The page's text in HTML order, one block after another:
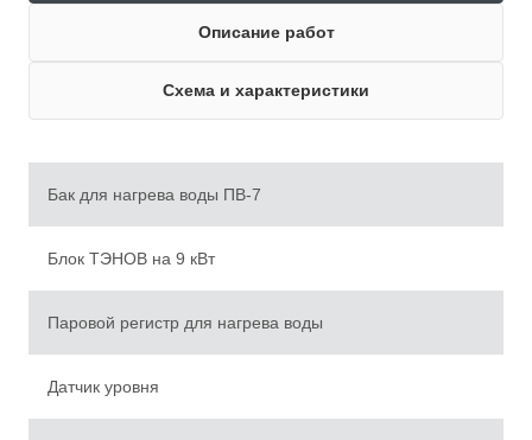
Описание работ
Схема и характеристики
Бак для нагрева воды ПВ-7
Блок ТЭНОВ на 9 кВт
Паровой регистр для нагрева воды
Датчик уровня